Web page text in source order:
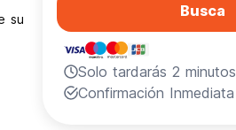
su Busca
Solo tardarás 2 minutos
Confirmación Inmediata